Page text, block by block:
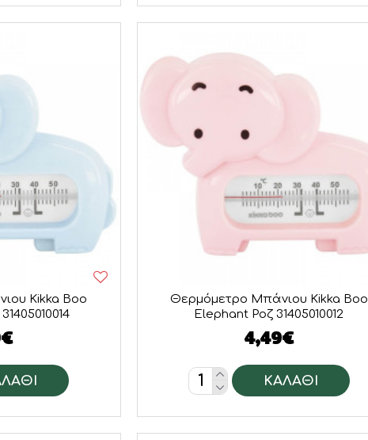
Kikka Boo
Θερμόμετρο Μπάνιου Kikka Boo
Elephant Ροζ 31405010012
4,49€
ΚΑΛΆΘΙ